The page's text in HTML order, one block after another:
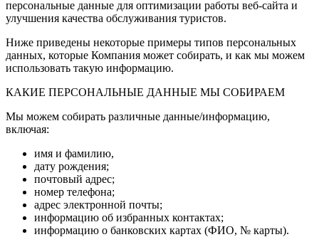
персональные данные для оптимизации работы веб-сайта и
улучшения качества обслуживания туристов.
Ниже приведены некоторые примеры типов персональных
данных, которые Компания может собирать, и как мы можем
использовать такую информацию.
КАКИЕ ПЕРСОНАЛЬНЫЕ ДАННЫЕ МЫ СОБИРАЕМ
Мы можем собирать различные данные/информацию,
включая:
имя и фамилию,
дату рождения;
почтовый адрес;
номер телефона;
адрес электронной почты;
информацию об избранных контактах;
информацию о банковских картах (ФИО, № карты).